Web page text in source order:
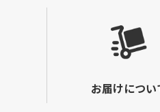
お届けについ